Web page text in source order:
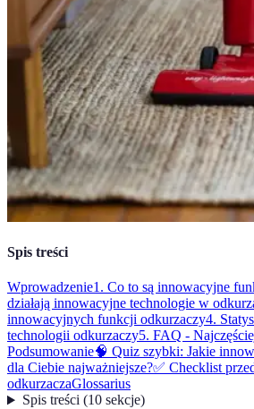
Spis treści
Wprowadzenie1. Co to są innowacyjne
działają innowacyjne technologie w
innowacyjnych funkcji odkurzaczy4.
technologii odkurzaczy5. FAQ -
Podsumowanie🧠 Quiz szybki: Jakie
dla Ciebie najważniejsze?✅ Checklist
odkurzaczaGlossarius
Spis treści(10 sekcje)